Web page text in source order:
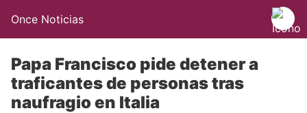
Once Noticias
Papa Francisco pide detener a
traficantes de personas tras
naufragio en Italia